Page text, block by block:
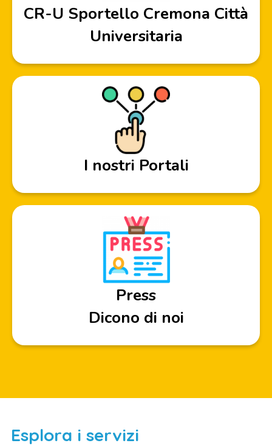
CR-U Sportello Cremona Città
Universitaria
I nostri Portali
Press
Dicono di noi
Esplora i servizi